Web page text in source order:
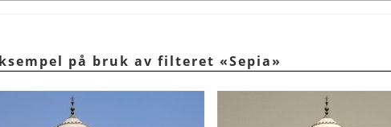
på bruk av filteret «Sepia»